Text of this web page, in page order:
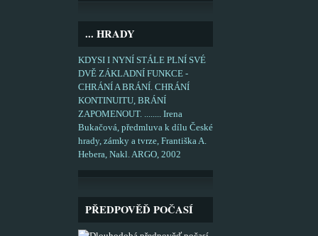
... HRADY
KDYSI I NYNÍ STÁLE PLNÍ SVÉ
DVĚ ZÁKLADNÍ FUNKCE -
CHRÁNÍ A BRÁNÍ. CHRÁNÍ
KONTINUITU, BRÁNÍ
ZAPOMENOUT. ........ Irena
Bukačová, předmluva k dílu České
hrady, zámky a tvrze, Františka A.
Hebera, Nakl. ARGO, 2002
PŘEDPOVĚĎ POČASÍ